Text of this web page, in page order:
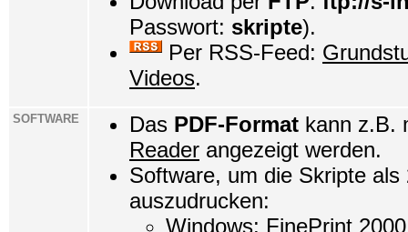
Passwort: skripte).
Per RSS-Feed:
Videos.
SOFTWARE Das PDF-Format kann z.B.
Reader angezeigt werden.
Software, um die Skripte
auszudrucken:
Windows: FinePrint 2000